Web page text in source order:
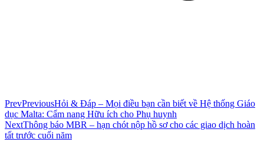
PrevPreviousHỏi & Đáp – Mọi điều bạn cần biết về Hệ thống Giáo
dục Malta: Cẩm nang Hữu ích cho Phụ huynh
NextThông báo MBR – hạn chót nộp hồ sơ cho các giao dịch hoàn
tất trước cuối năm